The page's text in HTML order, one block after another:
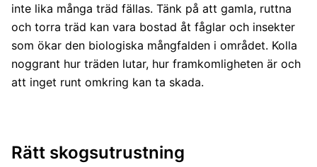
inte lika många träd fällas. Tänk på att gamla, ruttna
och torra träd kan vara bostad åt fåglar och insekter
som ökar den biologiska mångfalden i området. Kolla
noggrant hur träden lutar, hur framkomligheten är och
att inget runt omkring kan ta skada.
Rätt skogsutrustning